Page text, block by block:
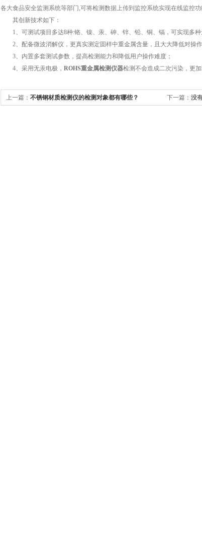
各大食品安全监测系统等部门,可将检测数据上传到监控系统实现在线监控功
其创新技术如下：
1、可测试项目多达8种:铬、镍、汞、砷、锌、铅、铜、镉，可实现多种
2、配备微波消解仪，更真实测定固样中重金属含量，且大大降低对操作
3、内置多套测试参数，提高检测能力和降低用户操作难度；
4、采用无汞电极， ROHS重金属检测仪器检测不会造成二次污染，更加
上一篇： 不锈钢材质检测仪的检测对象都有哪些？ 下一篇： 没